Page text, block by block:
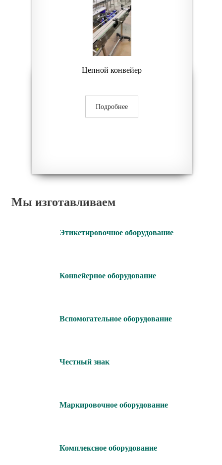
Цепной конвейер
Подробнее
Мы изготавливаем
Этикетировочное оборудование
Конвейерное оборудование
Вспомогательное оборудование
Честный знак
Маркировочное оборудование
Комплексное оборудование